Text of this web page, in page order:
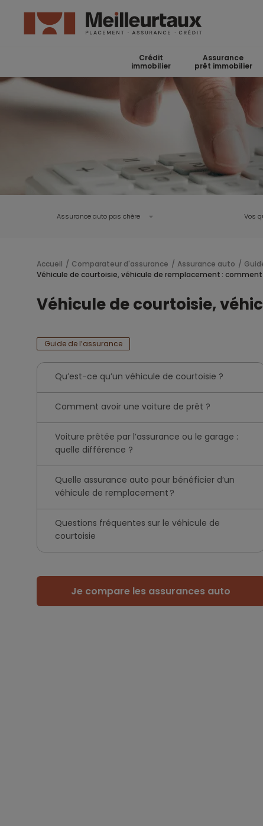
Crédit
immobilier
Assurance
prêt immobilier
Assurance auto pas chère Vos
Accueil Comparateur d'assurance Assurance auto
Véhicule de courtoisie, véhicule de remplacement :
Véhicule de courtoisie,
Guide de l’assurance
Qu’est-ce qu’un véhicule de courtoisie ?
Comment avoir une voiture de prêt ?
Voiture prêtée par l’assurance ou le garage :
quelle différence ?
Quelle assurance auto pour bénéficier d’un
véhicule de remplacement ?
Questions fréquentes sur le véhicule de
courtoisie
Je compare les assurances auto